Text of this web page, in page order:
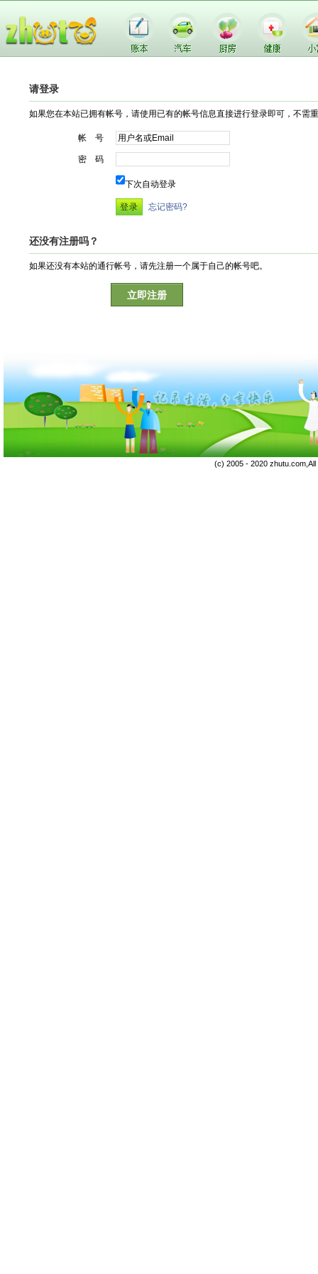
请登录
如果您在本站已拥有帐号，请使用已有的帐号信息直接进行登录即可，不需
帐 号
密 码
下次自动登录
忘记密码?
还没有注册吗？
如果还没有本站的通行帐号，请先注册一个属于自己的帐号吧。
立即注册
(c) 2005 - 2020